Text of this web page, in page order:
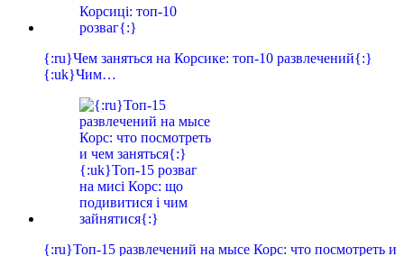
{:ru}Чем заняться на Корсике: топ-10 развлечений{:}
{:uk}Чим…
{:ru}Топ-15 развлечений на мысе Корс: что посмотреть и